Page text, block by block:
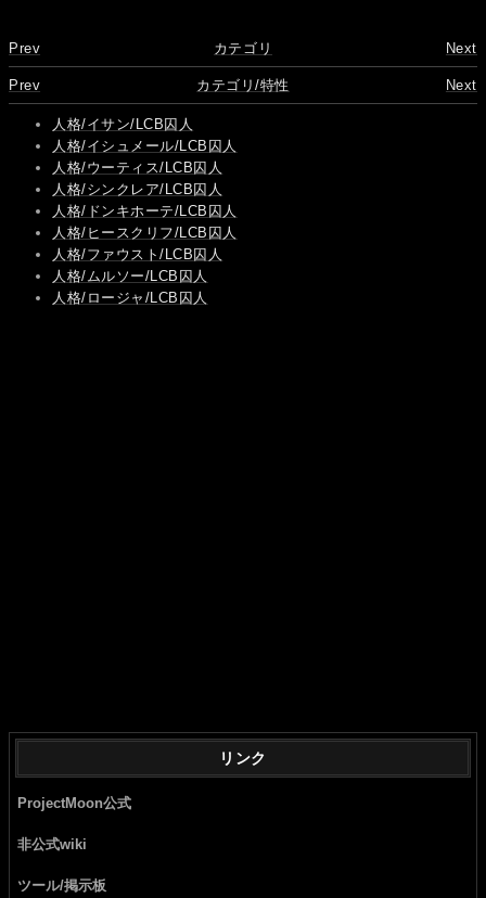
Prev Next
カテゴリ
Prev Next
カテゴリ/特性
人格/イサン/LCB囚人
人格/イシュメール/LCB囚人
人格/ウーティス/LCB囚人
人格/シンクレア/LCB囚人
人格/ドンキホーテ/LCB囚人
人格/ヒースクリフ/LCB囚人
人格/ファウスト/LCB囚人
人格/ムルソー/LCB囚人
人格/ロージャ/LCB囚人
リンク
ProjectMoon公式
非公式wiki
ツール/掲示板